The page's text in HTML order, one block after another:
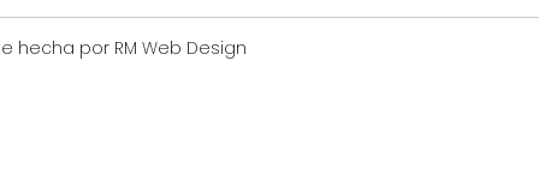
hecha por RM Web Design